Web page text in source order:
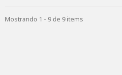
Mostrando 1 - 9 de 9 items